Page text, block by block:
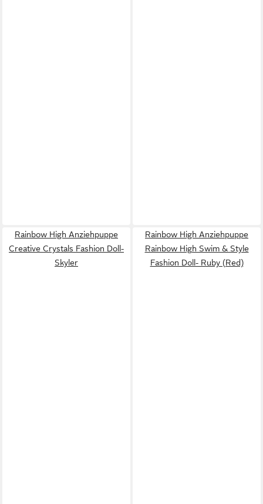
Rainbow High Anziehpuppe
Creative Crystals Fashion Doll-
Skyler
Rainbow High Anziehpuppe
Rainbow High Swim & Style
Fashion Doll- Ruby (Red)